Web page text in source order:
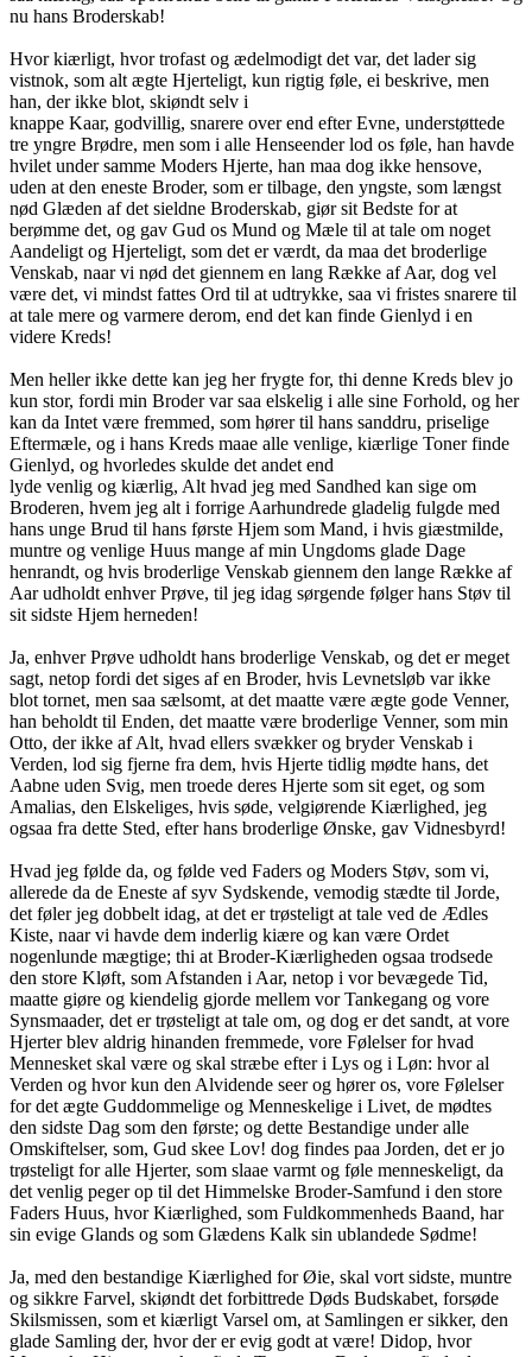
nu hans Broderskab!
Hvor kiærligt, hvor trofast og ædelmodigt det var, det lader sig
vistnok, som alt ægte Hjerteligt, kun rigtig føle, ei beskrive, men
han, der ikke blot, skiøndt selv i
knappe Kaar, godvillig, snarere over end efter Evne, understøttede
tre yngre Brødre, men som i alle Henseender lod os føle, han havde
hvilet under samme Moders Hjerte, han maa dog ikke hensove,
uden at den eneste Broder, som er tilbage, den yngste, som længst
nød Glæden af det sieldne Broderskab, giør sit Bedste for at
berømme det, og gav Gud os Mund og Mæle til at tale om noget
Aandeligt og Hjerteligt, som det er værdt, da maa det broderlige
Venskab, naar vi nød det giennem en lang Række af Aar, dog vel
være det, vi mindst fattes Ord til at udtrykke, saa vi fristes snarere til
at tale mere og varmere derom, end det kan finde Gienlyd i en
videre Kreds!
Men heller ikke dette kan jeg her frygte for, thi denne Kreds blev jo
kun stor, fordi min Broder var saa elskelig i alle sine Forhold, og her
kan da Intet være fremmed, som hører til hans sanddru, priselige
Eftermæle, og i hans Kreds maae alle venlige, kiærlige Toner finde
Gienlyd, og hvorledes skulde det andet end
lyde venlig og kiærlig, Alt hvad jeg med Sandhed kan sige om
Broderen, hvem jeg alt i forrige Aarhundrede gladelig fulgde med
hans unge Brud til hans første Hjem som Mand, i hvis giæstmilde,
muntre og venlige Huus mange af min Ungdoms glade Dage
henrandt, og hvis broderlige Venskab giennem den lange Række af
Aar udholdt enhver Prøve, til jeg idag sørgende følger hans Støv til
sit sidste Hjem herneden!
Ja, enhver Prøve udholdt hans broderlige Venskab, og det er meget
sagt, netop fordi det siges af en Broder, hvis Levnetsløb var ikke
blot tornet, men saa sælsomt, at det maatte være ægte gode Venner,
han beholdt til Enden, det maatte være broderlige Venner, som min
Otto, der ikke af Alt, hvad ellers svækker og bryder Venskab i
Verden, lod sig fjerne fra dem, hvis Hjerte tidlig mødte hans, det
Aabne uden Svig, men troede deres Hjerte som sit eget, og som
Amalias, den Elskeliges, hvis søde, velgiørende Kiærlighed, jeg
ogsaa fra dette Sted, efter hans broderlige Ønske, gav Vidnesbyrd!
Hvad jeg følde da, og følde ved Faders og Moders Støv, som vi,
allerede da de Eneste af syv Sydskende, vemodig stædte til Jorde,
det føler jeg dobbelt idag, at det er trøsteligt at tale ved de Ædles
Kiste, naar vi havde dem inderlig kiære og kan være Ordet
nogenlunde mægtige; thi at Broder-Kiærligheden ogsaa trodsede
den store Kløft, som Afstanden i Aar, netop i vor bevægede Tid,
maatte giøre og kiendelig gjorde mellem vor Tankegang og vore
Synsmaader, det er trøsteligt at tale om, og dog er det sandt, at vore
Hjerter blev aldrig hinanden fremmede, vore Følelser for hvad
Mennesket skal være og skal stræbe efter i Lys og i Løn: hvor al
Verden og hvor kun den Alvidende seer og hører os, vore Følelser
for det ægte Guddommelige og Menneskelige i Livet, de mødtes
den sidste Dag som den første; og dette Bestandige under alle
Omskiftelser, som, Gud skee Lov! dog findes paa Jorden, det er jo
trøsteligt for alle Hjerter, som slaae varmt og føle menneskeligt, da
det venlig peger op til det Himmelske Broder-Samfund i den store
Faders Huus, hvor Kiærlighed, som Fuldkommenheds Baand, har
sin evige Glands og som Glædens Kalk sin ublandede Sødme!
Ja, med den bestandige Kiærlighed for Øie, skal vort sidste, muntre
og sikkre Farvel, skiøndt det forbittrede Døds Budskabet, forsøde
Skilsmissen, som et kiærligt Varsel om, at Samlingen er sikker, den
glade Samling der, hvor der er evig godt at være! Didop, hvor